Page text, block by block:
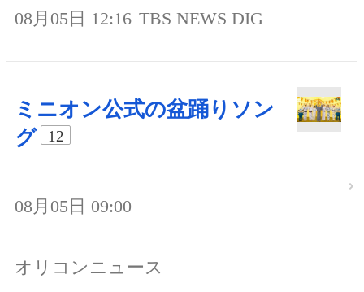
08月05日 12:16 TBS NEWS DIG
ミニオン公式の盆踊りソン
グ
12
08月05日 09:00
オリコンニュース